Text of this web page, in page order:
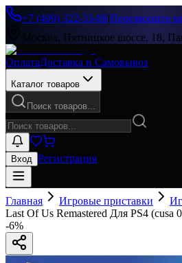
+7 (499) 322-33-86|Перезвоните
Москва, Пятницкое шоссе, 18,
ОплатаДоставка и Самовывоз
Каталог товаров
Поиск товаров...
Вход Регистрация
Главная Игровые приставки
Last Of Us Remastered Для PS4 (cusa
-6%